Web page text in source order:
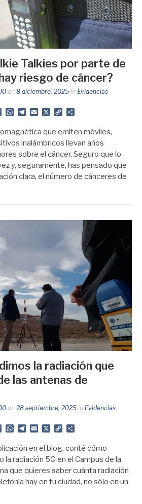
Talkies por parte de
riesgo de cáncer?
on 8 diciembre, 2025 in Evidencias
Meneame
WhatsApp
Telegram
Email
X
Copy
que emiten móviles,
inalámbricos llevan años
sobre el cáncer. Seguro que lo
y, seguramente, has pensado que
clara, el número de cánceres de
la radiación que
las antenas de
on 28 septiembre, 2025 in Evidencias
Meneame
WhatsApp
Telegram
Email
X
Copy
en el blog, conté cómo
la radiación 5G en el Campus de la
que quieres saber cuánta radiación
hay en tu ciudad, no sólo en un